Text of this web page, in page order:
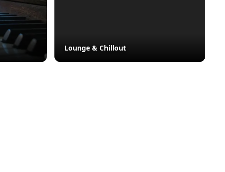
Lounge & Chillout